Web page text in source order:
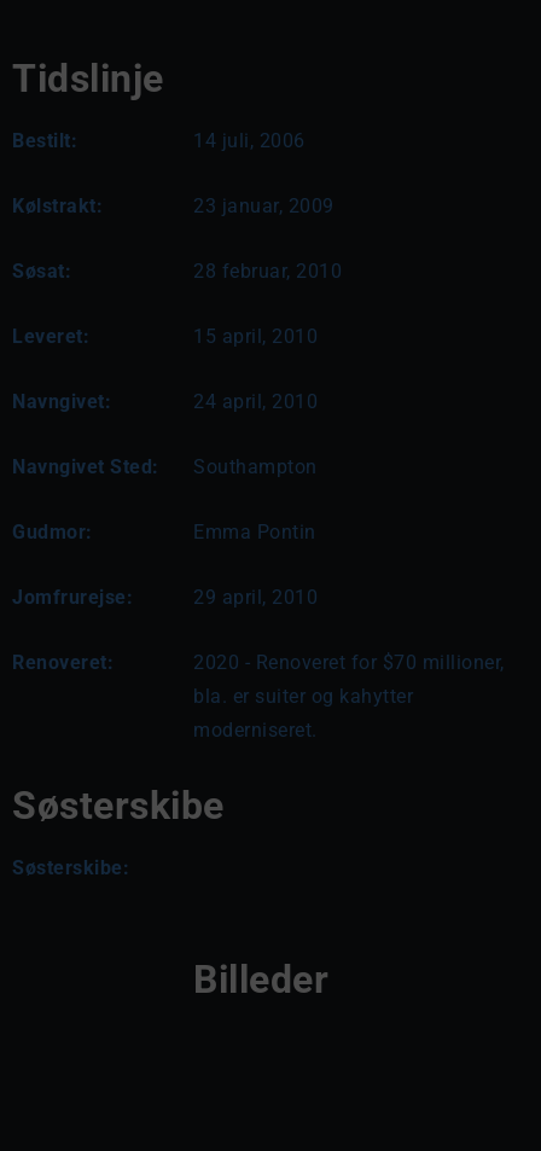
Tidslinje
Bestilt: 14 juli, 2006
Kølstrakt: 23 januar, 2009
Søsat: 28 februar, 2010
Leveret: 15 april, 2010
Navngivet: 24 april, 2010
Navngivet Sted: Southampton
Gudmor: Emma Pontin
Jomfrurejse: 29 april, 2010
Renoveret:
2020 - Renoveret for $70 millioner,
bla. er suiter og kahytter
moderniseret.
Søsterskibe
Søsterskibe:
Billeder